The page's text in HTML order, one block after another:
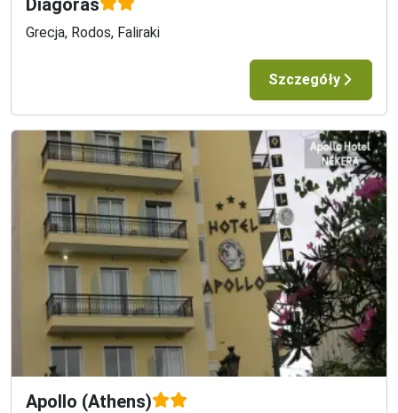
Diagoras
Grecja, Rodos, Faliraki
Szczegóły
Apollo (Athens)